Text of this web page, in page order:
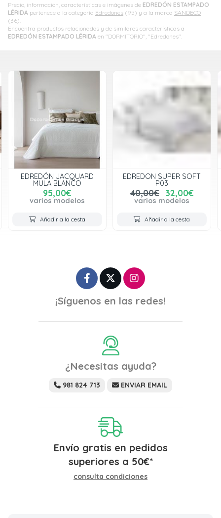
Precio, información, características e imágenes de EDREDÓN ESTAMPADO
LÉRIDA pertenece a la categoría Edredones (95) y a la marca SANDECO
(36).
Encuentra productos relacionados y de similares características a
EDREDÓN ESTAMPADO LÉRIDA en "DORMITORIO", "Edredones".
EDREDÓN JACQUARD
MULA BLANCO
95,00€
varios modelos
Añadir a la cesta
EDREDON SUPER SOFT
P03
40,00€ 32,00€
varios modelos
Añadir a la cesta
¡Síguenos en las redes!
¿Necesitas ayuda?
981 824 713 ENVIAR EMAIL
Envío gratis en pedidos
superiores a 50€*
consulta condiciones